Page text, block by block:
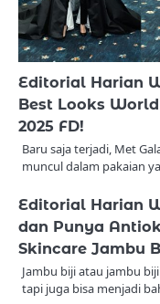
Editorial Harian
Best Looks
2025 FD!
Baru saja terjadi, Met
muncul dalam pakaian
Editorial Harian
dan Punya
Skincare Jambu
Jambu biji atau jambu
tapi juga bisa menjadi